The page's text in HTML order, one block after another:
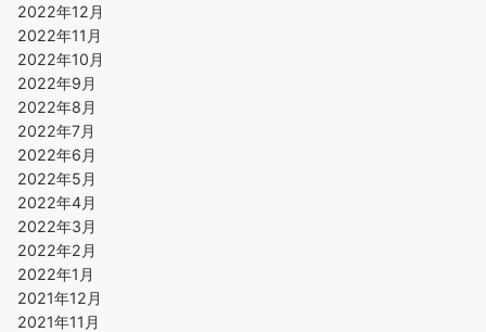
2022年12月
2022年11月
2022年10月
2022年9月
2022年8月
2022年7月
2022年6月
2022年5月
2022年4月
2022年3月
2022年2月
2022年1月
2021年12月
2021年11月